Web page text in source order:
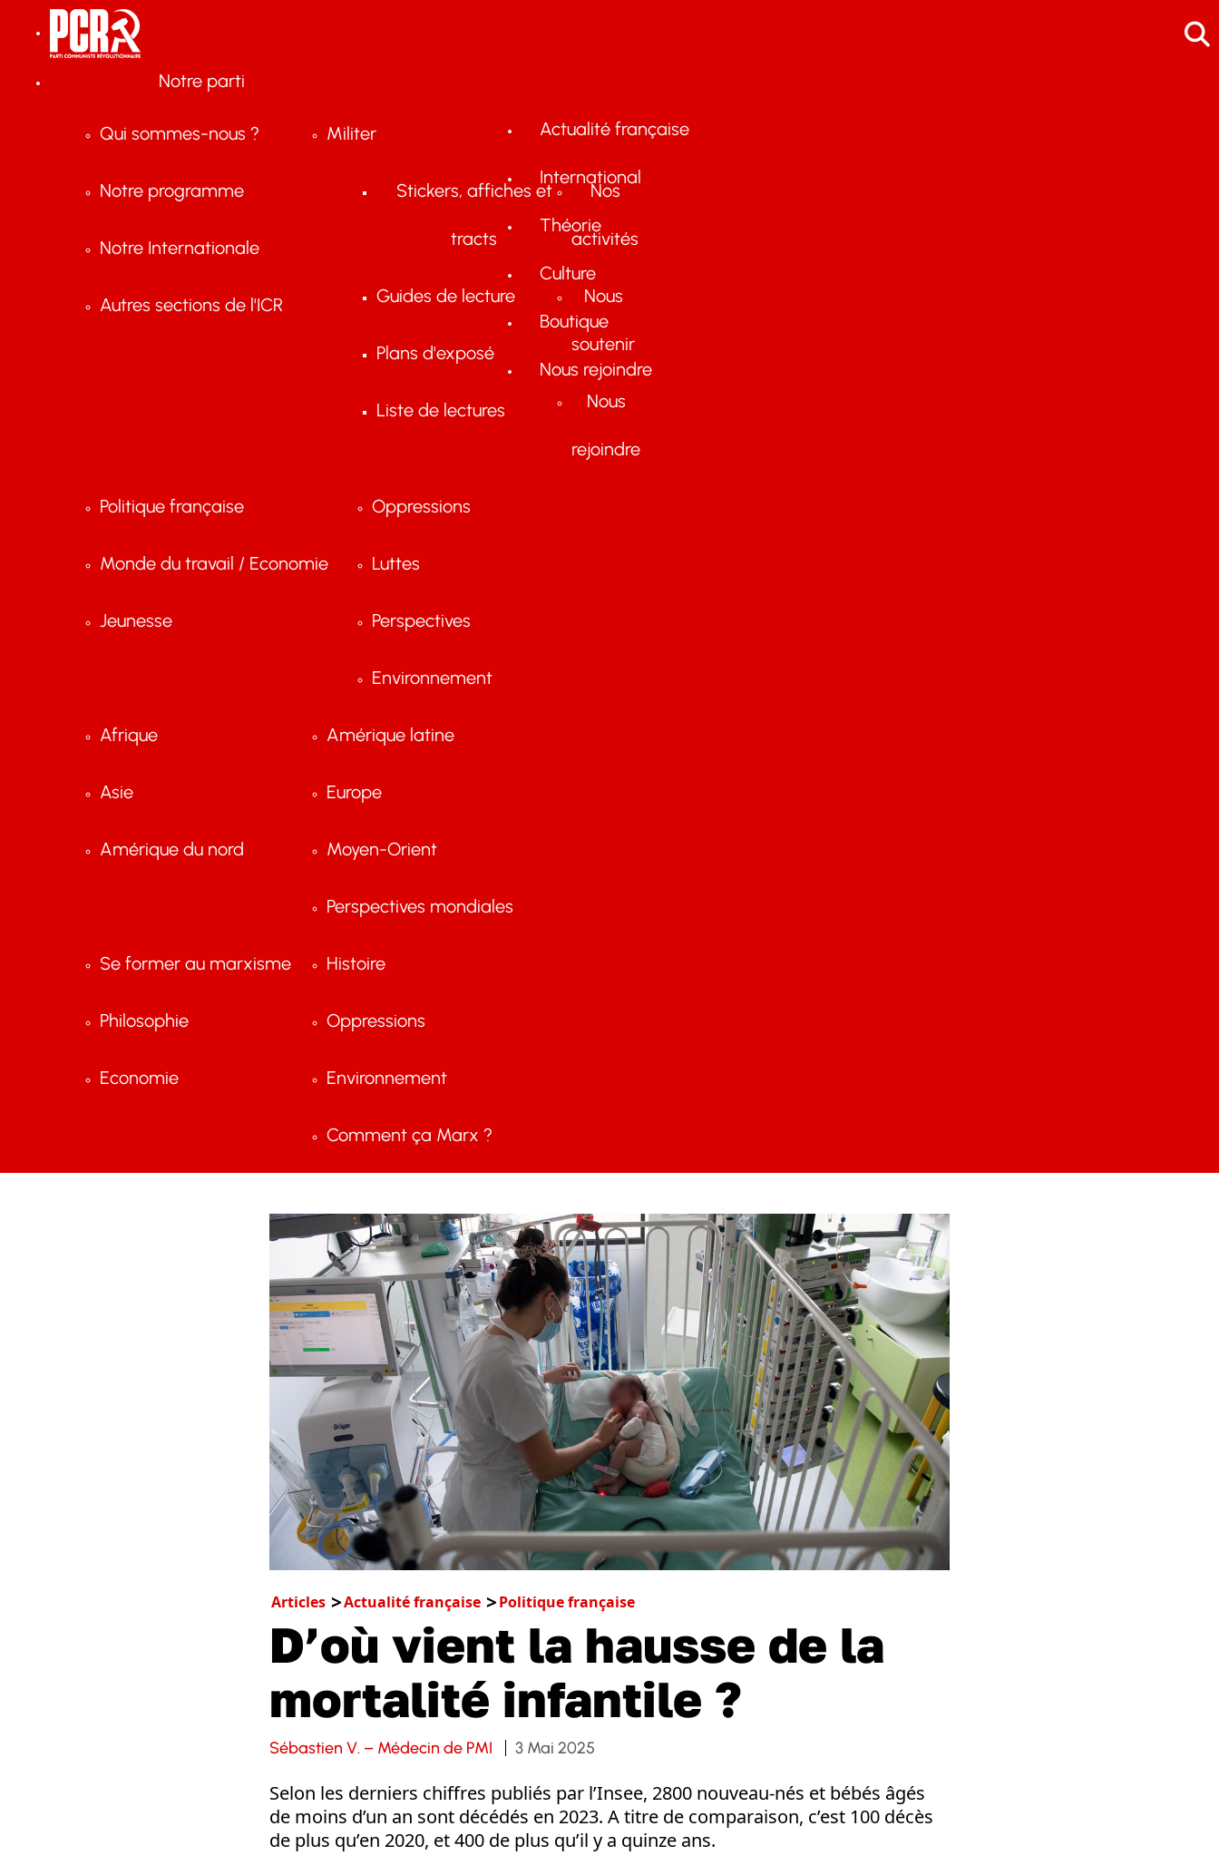
Notre parti
Qui sommes-nous ?
Notre programme
Notre Internationale
Autres sections de l'ICR
Militer
Stickers, affiches et
tracts
Guides de lecture
Plans d'exposé
Liste de lectures
Nos
activités
Nous
soutenir
Nous
rejoindre
Actualité française
Politique française
Monde du travail / Economie
Jeunesse
Oppressions
Luttes
Perspectives
Environnement
International
Afrique
Asie
Amérique du nord
Amérique latine
Europe
Moyen-Orient
Perspectives mondiales
Théorie
Se former au marxisme
Philosophie
Economie
Histoire
Oppressions
Environnement
Comment ça Marx ?
Culture
Boutique
Nous rejoindre
Articles Actualité française Politique française
D’où vient la hausse de la
mortalité infantile ?
Sébastien V. – Médecin de PMI 3 Mai 2025
Selon les derniers chiffres publiés par l’Insee, 2800 nouveau-nés et bébés âgés
de moins d’un an sont décédés en 2023. A titre de comparaison, c’est 100 décès
de plus qu’en 2020, et 400 de plus qu’il y a quinze ans.